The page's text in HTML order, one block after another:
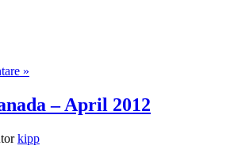
»
– April 2012
kipp